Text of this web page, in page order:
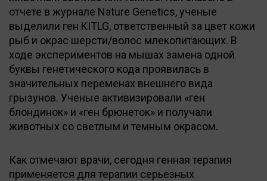
отчете в журнале Nature Genetics, ученые
выделили ген KITLG, ответственный за цвет кожи
рыб и окрас шерсти/волос млекопитающих. В
ходе экспериментов на мышах замена одной
буквы генетического кода проявилась в
значительных переменах внешнего вида
грызунов. Ученые активизировали «ген
блондинок» и «ген брюнеток» и получали
животных со светлым и темным окрасом.
Как отмечают врачи, сегодня генная терапия
применяется для терапии серьезных